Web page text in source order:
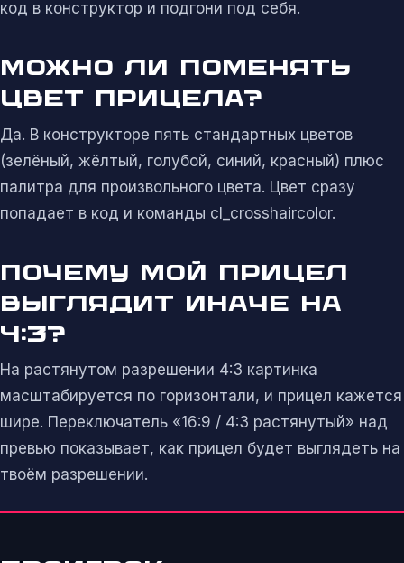
код в конструктор и подгони под себя.
МОЖНО ЛИ ПОМЕНЯТЬ
ЦВЕТ ПРИЦЕЛА?
Да. В конструкторе пять стандартных цветов
(зелёный, жёлтый, голубой, синий, красный) плюс
палитра для произвольного цвета. Цвет сразу
попадает в код и команды cl_crosshaircolor.
ПОЧЕМУ МОЙ ПРИЦЕЛ
ВЫГЛЯДИТ ИНАЧЕ НА
4:3?
На растянутом разрешении 4:3 картинка
масштабируется по горизонтали, и прицел кажется
шире. Переключатель «16:9 / 4:3 растянутый» над
превью показывает, как прицел будет выглядеть на
твоём разрешении.